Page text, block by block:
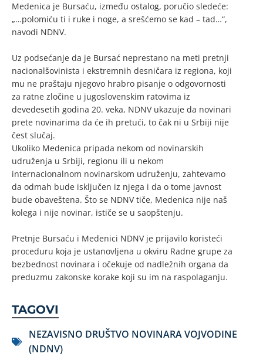
Medenica je Bursaću, između ostalog, poručio sledeće:
„…polomiću ti i ruke i noge, a srešćemo se kad – tad…“,
navodi NDNV.
Uz podsećanje da je Bursać neprestano na meti pretnji
nacionalšovinista i ekstremnih desničara iz regiona, koji
mu ne praštaju njegovo hrabro pisanje o odgovornosti
za ratne zločine u jugoslovenskim ratovima iz
devedesetih godina 20. veka, NDNV ukazuje da novinari
prete novinarima da će ih pretući, to čak ni u Srbiji nije
čest slučaj.
Ukoliko Medenica pripada nekom od novinarskih
udruženja u Srbiji, regionu ili u nekom
internacionalnom novinarskom udruženju, zahtevamo
da odmah bude isključen iz njega i da o tome javnost
bude obaveštena. Što se NDNV tiče, Medenica nije naš
kolega i nije novinar, ističe se u saopštenju.
Pretnje Bursaću i Medenici NDNV je prijavilo koristeći
proceduru koja je ustanovljena u okviru Radne grupe za
bezbednost novinara i očekuje od nadležnih organa da
preduzmu zakonske korake koji su im na raspolaganju.
TAGOVI
NEZAVISNO DRUŠTVO NOVINARA VOJVODINE
(NDNV)